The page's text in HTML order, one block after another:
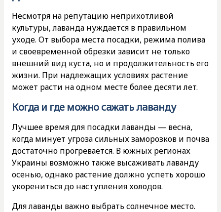
Несмотря на репутацию неприхотливой
культуры, лаванда нуждается в правильном
уходе. От выбора места посадки, режима полива
и своевременной обрезки зависит не только
внешний вид куста, но и продолжительность его
жизни. При надлежащих условиях растение
может расти на одном месте более десяти лет.
Когда и где можно сажать лаванду
Лучшее время для посадки лаванды — весна,
когда минует угроза сильных заморозков и почва
достаточно прогревается. В южных регионах
Украины возможно также высаживать лаванду
осенью, однако растение должно успеть хорошо
укорениться до наступления холодов.
Для лаванды важно выбрать солнечное место.